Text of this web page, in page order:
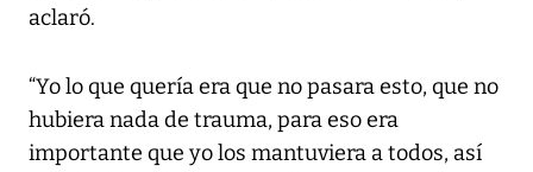
aclaró.
“Yo lo que quería era que no pasara esto, que no
hubiera nada de trauma, para eso era
importante que yo los mantuviera a todos, así